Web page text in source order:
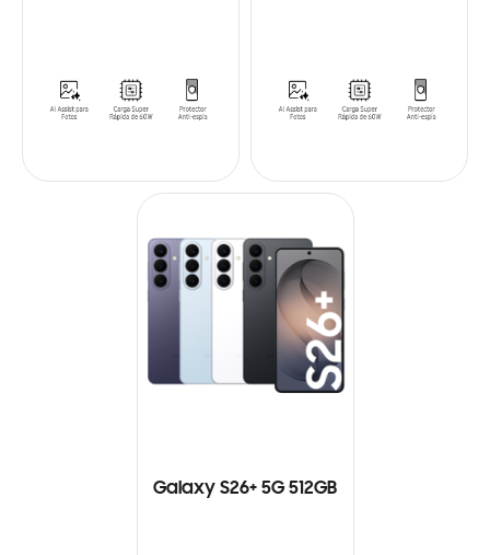
Galaxy S26+ 5G 512GB